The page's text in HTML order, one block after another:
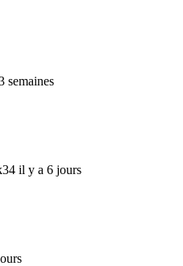
semaines
il y a 6 jours